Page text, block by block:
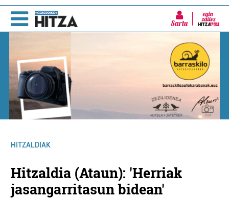
Sartu
HITZALDIAK
Hitzaldia (Ataun): 'Herriak
jasangarritasun bidean'